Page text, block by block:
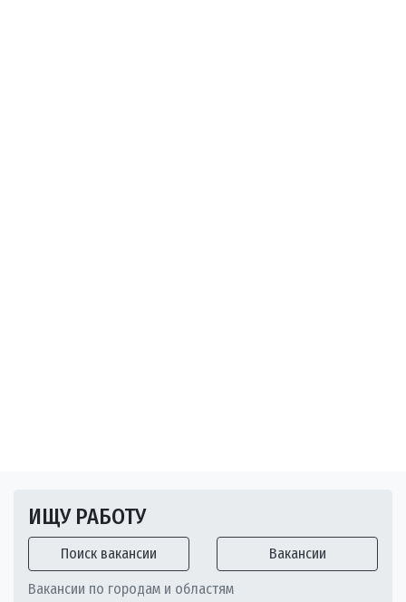
ИЩУ РАБОТУ
Поиск вакансии Вакансии
Вакансии по городам и областям